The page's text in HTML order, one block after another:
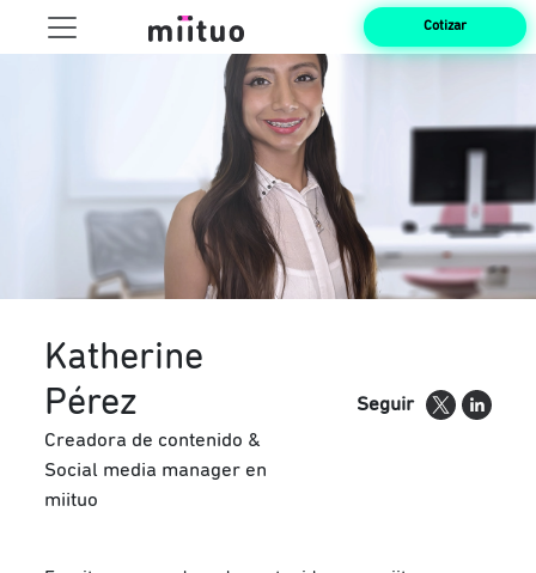
Cotizar
Katherine
Pérez
Creadora de contenido &
Social media manager en
miituo
Seguir